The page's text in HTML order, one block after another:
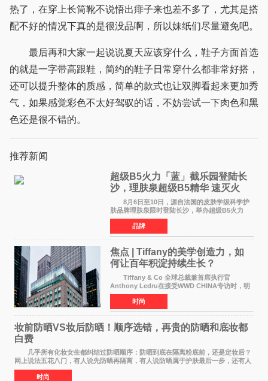
热了，在穿上长筒靴不说悟出痱子来也差不多了，尤其是搭
配不好的情况下真的是很没品啊，所以妹纸们尽量避免吧。
最后再和大家一起说说夏天应该穿什么，鞋子方面首选
的就是一字带高跟鞋，简约的鞋子日常穿什么都非常好搭，
还可以提升整体的质感，简单的款式也让双脚看起来更加秀
气，如果感觉彩色不太好驾驭的话，不妨尝试一下肉色和黑
色还是很不错的。
推荐新闻
超级B5火力「蓝」截乐园登陆长
沙，理肤泉超级B5精华 速灭火
气，不闹皮气
8月6日至10日，源自法国的皮肤学级科学护
肤品牌理肤泉限时登陆长沙，举办超级B5火力
「蓝」截乐园快闪活动。作为全球皮肤学专家NO
1推荐护肤品牌[1]，理肤泉聚焦当代人群普遍存
在的皮肤困扰，以
品牌
焦点 | Tiffany的美学创造力，如
何让百年积淀持续生长？
Tiffany & Co 全球总裁兼首席执行官
Anthony Ledru在接受WWD CHINA专访时，明
确将艺术性称为当下奢侈品牌最高层级的差异化
优势。 by Elaine Chen — —WWD国际
时尚特讯 当奢侈
时尚
妆前防晒VS妆后防晒！顺序选错，再贵的防晒和底妆都
白费
几乎所有化妆女生都纠结过防晒顺序：防晒到底在隔离粉底前，还是定妆后？
网上说法五花八门，有人说先防晒再隔离，有人说防晒属于护肤最后一步，还有人
带妆补涂直接乱叠加。其实防晒没有固定死
时尚